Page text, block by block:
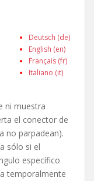
Deutsch (de)
English (en)
Français (fr)
Italiano (it)
ni muestra
el conector de
no parpadean).
sólo si el
específico
temporalmente